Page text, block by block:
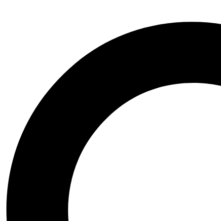
Tekutý koncentrát na prípravu hypotonického športového nápoja,
počas dňa. Je vhodný pred fyzickou aktivitou, počas nej aj po jej
Pridať do košíka Porovnať
8594014868593 Kategórie:
NUTREND
Zdieľať:
Twitter Pinterest
NUTRIČNÉ HODNOTY
Popis